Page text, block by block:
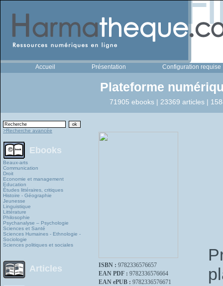
Accueil Présentation Configuration requise
Plateforme
71905 ebooks | 23369 articles |
>Recherche avancée
Ebooks
Beaux-arts
Communication
Droit
Economie et management
Education
Études littéraires, critiques
Histoire - Géographie
Jeunesse
Linguistique
Littérature
Philosophie
Psychanalyse – Psychologie
Sciences et Santé
Sciences Humaines - Ethnologie -
Sociologie
Sciences politiques et sociales
Articles ISBN : 9782336576657
EAN PDF : 9782336576664
EAN ePUB : 9782336576671